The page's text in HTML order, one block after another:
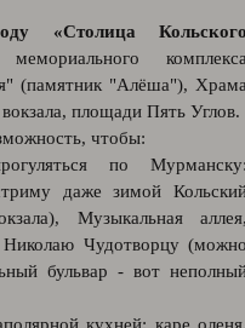
«Столица
(памятник "Алёша"),
площади Пять Углов.
чтобы:
по
даже зимой
Музыкальная
Чудотворцу
бульвар - вот